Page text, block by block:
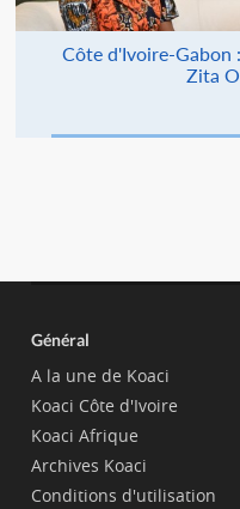
Côte d'Ivoire-
Zita
Général
A la une de Koaci
Koaci Côte d'Ivoire
Koaci Afrique
Archives Koaci
Conditions d'utilisation